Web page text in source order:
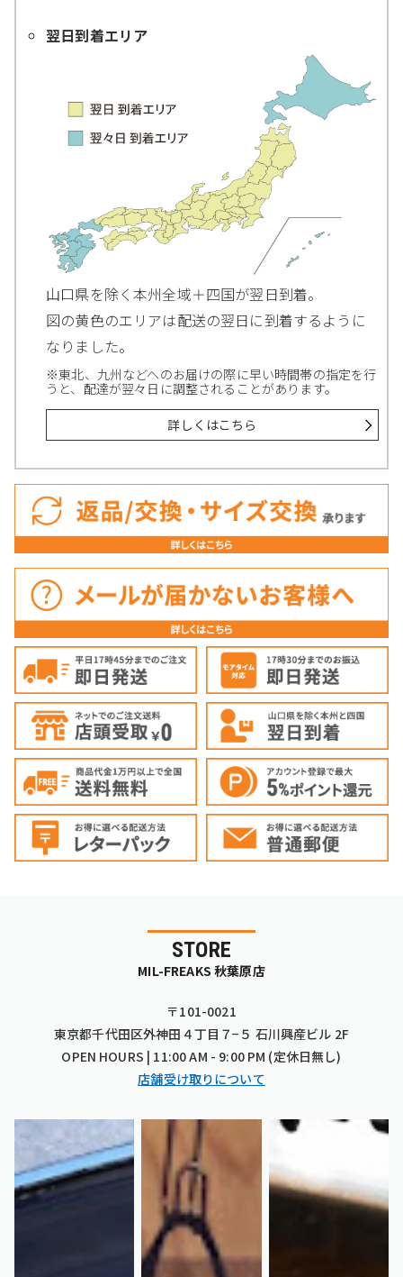
翌日到着エリア
山口県を除く本州全域＋四国が翌日到着。
図の黄色のエリアは配送の翌日に到着するように
なりました。
※東北、九州などへのお届けの際に早い時間帯の指定を行
うと、配達が翌々日に調整されることがあります。
詳しくはこちら
STORE
MIL-FREAKS 秋葉原店
〒101-0021
東京都千代田区外神田４丁目７−５ 石川興産ビル 2F
OPEN HOURS | 11:00 AM - 9:00 PM (定休日無し)
店舗受け取りについて